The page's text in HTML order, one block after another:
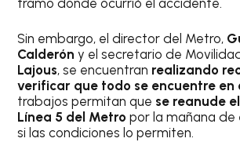
Sin embargo, el director del Metro,
Calderón y el secretario de
Lajous, se encuentran realizando
verificar que todo se encuentre en
trabajos permitan que se reanude
Línea 5 del Metro por la mañana de
si las condiciones lo permiten.